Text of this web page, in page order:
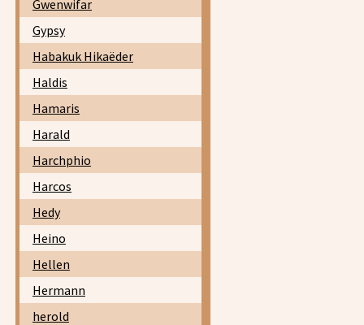
Gwenwifar
Gypsy
Habakuk Hikaëder
Haldis
Hamaris
Harald
Harchphio
Harcos
Hedy
Heino
Hellen
Hermann
herold